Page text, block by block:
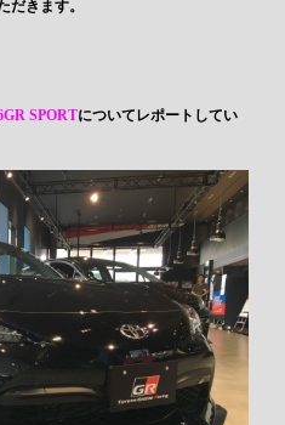
だきます。
SPORTについてレポートしてい